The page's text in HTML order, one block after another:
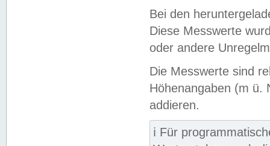
Bei den
Diese Messwerte
oder andere
Die Messwerte sind
Höhenangaben (m ü.
addieren.
ℹ️ Für